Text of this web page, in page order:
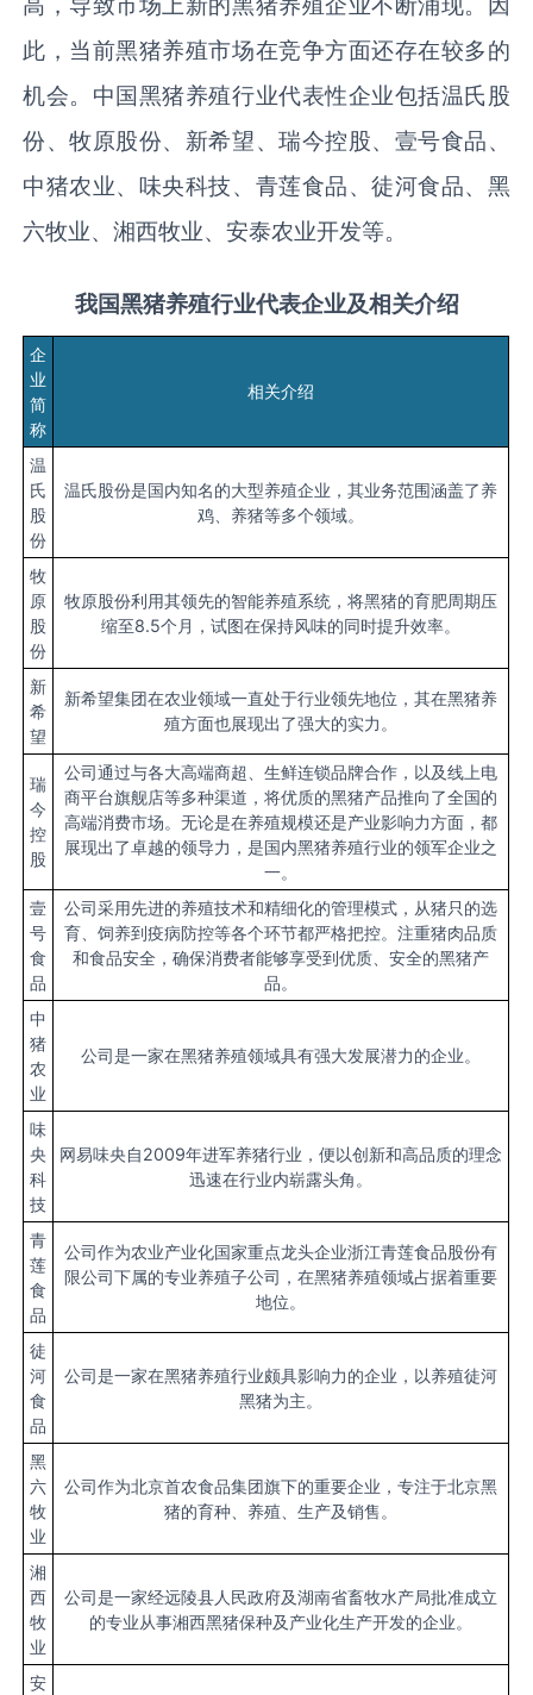
此，当前黑猪养殖市场在竞争方面还存在较多的
机会。中国黑猪养殖行业代表性企业包括温氏股
份、牧原股份、新希望、瑞今控股、壹号食品、
中猪农业、味央科技、青莲食品、徒河食品、黑
六牧业、湘西牧业、安泰农业开发等。
我国黑猪养殖行业代表企业及相关介绍
企
业
简
称
相关介绍
温
氏
股
份
温氏股份是国内知名的大型养殖企业，其业务范围涵盖了养
鸡、养猪等多个领域。
牧
原
股
份
牧原股份利用其领先的智能养殖系统，将黑猪的育肥周期压
缩至8.5个月，试图在保持风味的同时提升效率。
新
希
望
新希望集团在农业领域一直处于行业领先地位，其在黑猪养
殖方面也展现出了强大的实力。
瑞
今
控
股
公司通过与各大高端商超、生鲜连锁品牌合作，以及线上电
商平台旗舰店等多种渠道，将优质的黑猪产品推向了全国的
高端消费市场。无论是在养殖规模还是产业影响力方面，都
展现出了卓越的领导力，是国内黑猪养殖行业的领军企业之
一。
壹
号
食
品
公司采用先进的养殖技术和精细化的管理模式，从猪只的选
育、饲养到疫病防控等各个环节都严格把控。注重猪肉品质
和食品安全，确保消费者能够享受到优质、安全的黑猪产
品。
中
猪
农
业
公司是一家在黑猪养殖领域具有强大发展潜力的企业。
味
央
科
技
网易味央自2009年进军养猪行业，便以创新和高品质的理念
迅速在行业内崭露头角。
青
莲
食
品
公司作为农业产业化国家重点龙头企业浙江青莲食品股份有
限公司下属的专业养殖子公司，在黑猪养殖领域占据着重要
地位。
徒
河
食
品
公司是一家在黑猪养殖行业颇具影响力的企业，以养殖徒河
黑猪为主。
黑
六
牧
业
公司作为北京首农食品集团旗下的重要企业，专注于北京黑
猪的育种、养殖、生产及销售。
湘
西
牧
业
公司是一家经远陵县人民政府及湖南省畜牧水产局批准成立
的专业从事湘西黑猪保种及产业化生产开发的企业。
安